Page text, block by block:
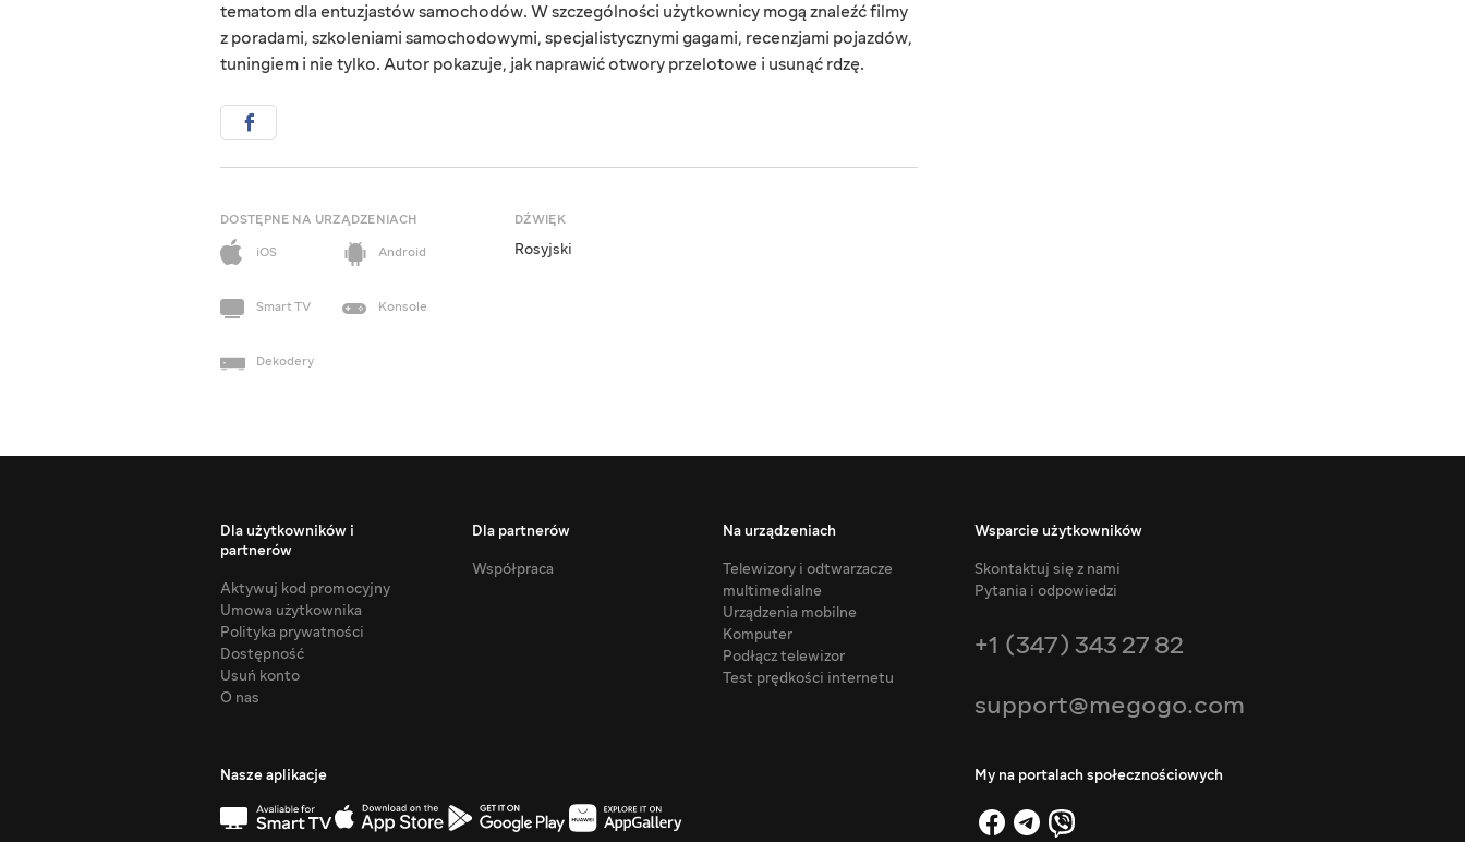
tematom dla entuzjastów samochodów. W szczególności użytkownicy mogą znaleźć filmy
z poradami, szkoleniami samochodowymi, specjalistycznymi gagami, recenzjami pojazdów,
tuningiem i nie tylko. Autor pokazuje, jak naprawić otwory przelotowe i usunąć rdzę.
DOSTĘPNE NA URZĄDZENIACH
iOS
Android
Smart TV Konsole
Dekodery
DŹWIĘK
Rosyjski
Dla użytkowników i
partnerów
Aktywuj kod promocyjny
Umowa użytkownika
Polityka prywatności
Dostępność
Usuń konto
O nas
Dla partnerów
Współpraca
Na urządzeniach
Telewizory i odtwarzacze
multimedialne
Urządzenia mobilne
Komputer
Podłącz telewizor
Test prędkości internetu
Wsparcie użytkowników
Skontaktuj się z nami
Pytania i odpowiedzi
+1 (347) 343 27 82
support@megogo.com
Nasze aplikacje My na portalach społecznościowych